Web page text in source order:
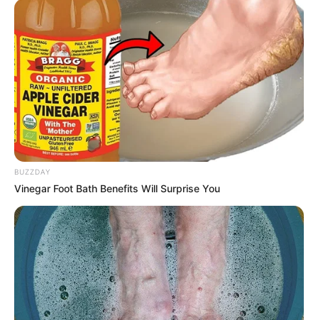
Elo7
Se você gosta de crochetar e está pensando em
possíveis formas de decorar sua casa neste Natal,
saiba que osousplat natalinoé uma excelente
ideia para isso!
Isso porque, além da sua função decorativa,
capaz de deixar qualquer convidado de queixo
caído, o sousplat é muito funcional durante as
refeições, uma vez que serve como suporte para
os pratos, protegendo, assim, a toalha de mesa.
BUZZDAY
Vinegar Foot Bath Benefits Will Surprise You